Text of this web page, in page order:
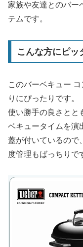
家族や友達とのバー
テムです。
こんな方にピッ
このバーベキュー
りにぴったりです。
使い勝手の良さとと
ベキュータイムを演
蓋が付いているので
度管理もばっちりで